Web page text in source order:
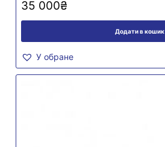
35 000₴
Додати в кошик
У обране